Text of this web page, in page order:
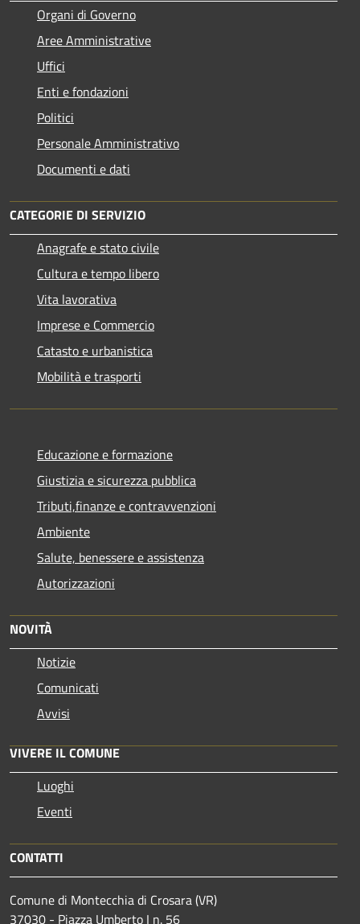
Organi di Governo
Aree Amministrative
Uffici
Enti e fondazioni
Politici
Personale Amministrativo
Documenti e dati
CATEGORIE DI SERVIZIO
Anagrafe e stato civile
Cultura e tempo libero
Vita lavorativa
Imprese e Commercio
Catasto e urbanistica
Mobilità e trasporti
Educazione e formazione
Giustizia e sicurezza pubblica
Tributi,finanze e contravvenzioni
Ambiente
Salute, benessere e assistenza
Autorizzazioni
NOVITÀ
Notizie
Comunicati
Avvisi
VIVERE IL COMUNE
Luoghi
Eventi
CONTATTI
Comune di Montecchia di Crosara (VR)
37030 - Piazza Umberto I n. 56